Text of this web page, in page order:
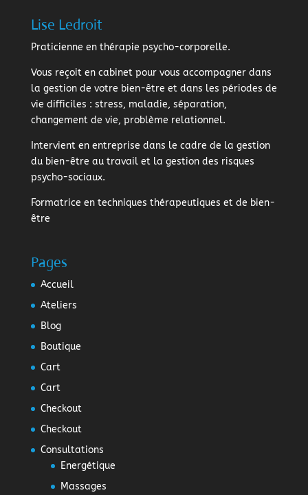
Lise Ledroit
Praticienne en thérapie psycho-corporelle.
Vous reçoit en cabinet pour vous accompagner dans
la gestion de votre bien-être et dans les périodes de
vie difficiles : stress, maladie, séparation,
changement de vie, problème relationnel.
Intervient en entreprise dans le cadre de la gestion
du bien-être au travail et la gestion des risques
psycho-sociaux.
Formatrice en techniques thérapeutiques et de bien-
être
Pages
Accueil
Ateliers
Blog
Boutique
Cart
Cart
Checkout
Checkout
Consultations
Energétique
Massages